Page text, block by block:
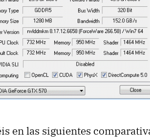
en las siguientes